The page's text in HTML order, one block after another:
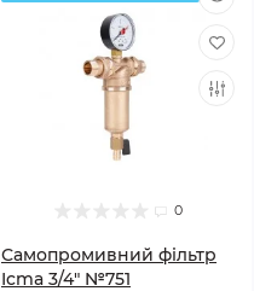
0
Самопромивний фільтр
Icma 3/4" №751